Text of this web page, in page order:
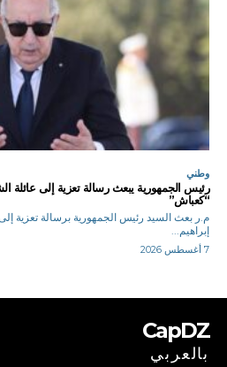
وطني
رئيس الجمهورية يبعث رسالة تعزية إلى عائلة
“كعباش”
م.ر بعث السيد رئيس الجمهورية برسالة تعزية
إبراهيم...
7 أغسطس 2026
CapDZ
بالعربي